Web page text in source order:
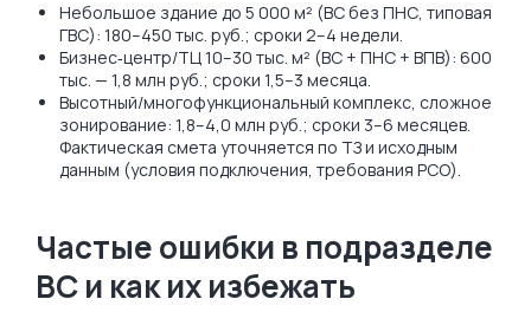
Небольшое здание до 5 000 м² (ВС без ПНС, типовая
ГВС): 180–450 тыс. руб.; сроки 2–4 недели.
Бизнес‑центр/ТЦ 10–30 тыс. м² (ВС + ПНС + ВПВ): 600
тыс. — 1,8 млн руб.; сроки 1,5–3 месяца.
Высотный/многофункциональный комплекс, сложное
зонирование: 1,8–4,0 млн руб.; сроки 3–6 месяцев.
Фактическая смета уточняется по ТЗ и исходным
данным (условия подключения, требования РСО).
Частые ошибки в подразделе
ВС и как их избежать